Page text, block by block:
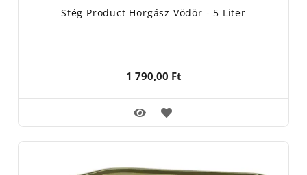
Stég Product Horgász Vödör - 5 Liter
1 790,00 Ft